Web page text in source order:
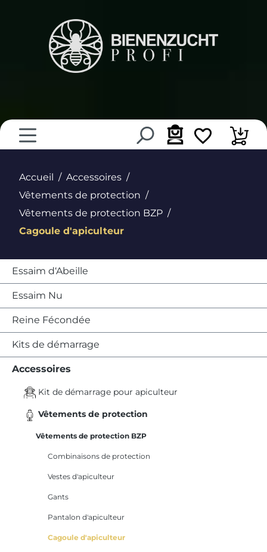
Accueil
Accessoires
Vêtements de protection
Vêtements de protection BZP
Cagoule d'apiculteur
Essaim d‘Abeille
Essaim Nu
Reine Fécondée
Kits de démarrage
Accessoires
Kit de démarrage pour apiculteur
Vêtements de protection
Vêtements de protection BZP
Combinaisons de protection
Vestes d'apiculteur
Gants
Pantalon d'apiculteur
Cagoule d'apiculteur